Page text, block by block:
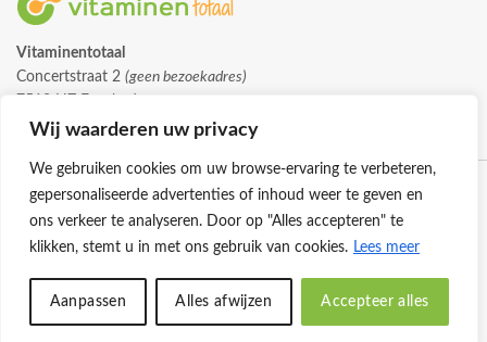
Wij waarderen uw privacy
We gebruiken cookies om uw browse-ervaring te verbeteren,
gepersonaliseerde advertenties of inhoud weer te geven en
ons verkeer te analyseren. Door op "Alles accepteren" te
klikken, stemt u in met ons gebruik van cookies. Lees meer
Aanpassen Alles afwijzen Accepteer alles
Vitaminentotaal
Concertstraat 2 (geen bezoekadres)
info@vitaminentotaal.nl
© 2026 -Vitaminentotaal.nl